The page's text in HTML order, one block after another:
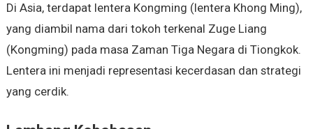
Di Asia, terdapat lentera Kongming (lentera Khong Ming),
yang diambil nama dari tokoh terkenal Zuge Liang
(Kongming) pada masa Zaman Tiga Negara di Tiongkok.
Lentera ini menjadi representasi kecerdasan dan strategi
yang cerdik.